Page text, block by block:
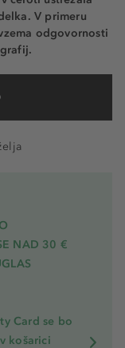
V primeru
odgovornosti
NAD 30 €
Card se bo
košarici